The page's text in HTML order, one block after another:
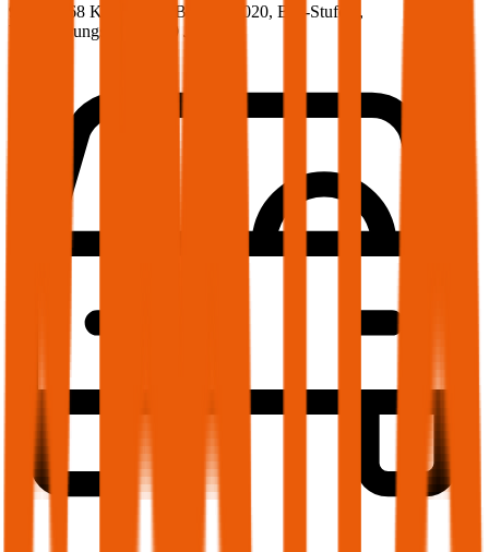
92.4 PS/68 KW, diesel, Baujahr 2020, BM-Stufe
,
Versicherungsnehmer 30 Jahre